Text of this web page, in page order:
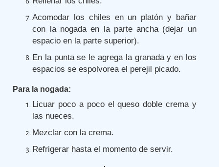
Acomodar los chiles en un platón y bañar
con la nogada en la parte ancha (dejar un
espacio en la parte superior).
En la punta se le agrega la granada y en los
espacios se espolvorea el perejil picado.
Para la nogada:
Licuar poco a poco el queso doble crema y
las nueces.
Mezclar con la crema.
Refrigerar hasta el momento de servir.